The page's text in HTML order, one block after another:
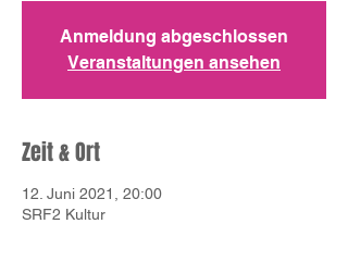
Anmeldung abgeschlossen
Veranstaltungen ansehen
Zeit & Ort
12. Juni 2021, 20:00
SRF2 Kultur